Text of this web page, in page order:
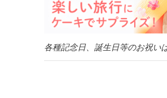
各種記念日、誕生日等のお祝い